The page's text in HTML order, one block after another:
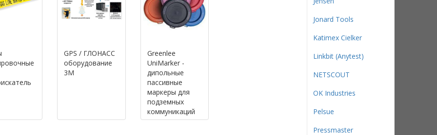
GPS / ГЛОНАСС
оборудование
3M
Greenlee
UniMarker -
дипольные
пассивные
маркеры для
подземных
коммуникаций
Jonard Tools
Katimex Cielker
Linkbit (Anytest)
NETSCOUT
OK Industries
Pelsue
Pressmaster